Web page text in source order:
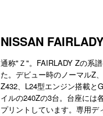
NISSAN
通称"Ｚ"。FAIRLADY Zの系
た。デビュー時のノーマルZ
Z432、L24型エンジン搭載と
イルの240Zの3台。台座には
プリントしています。専用デ